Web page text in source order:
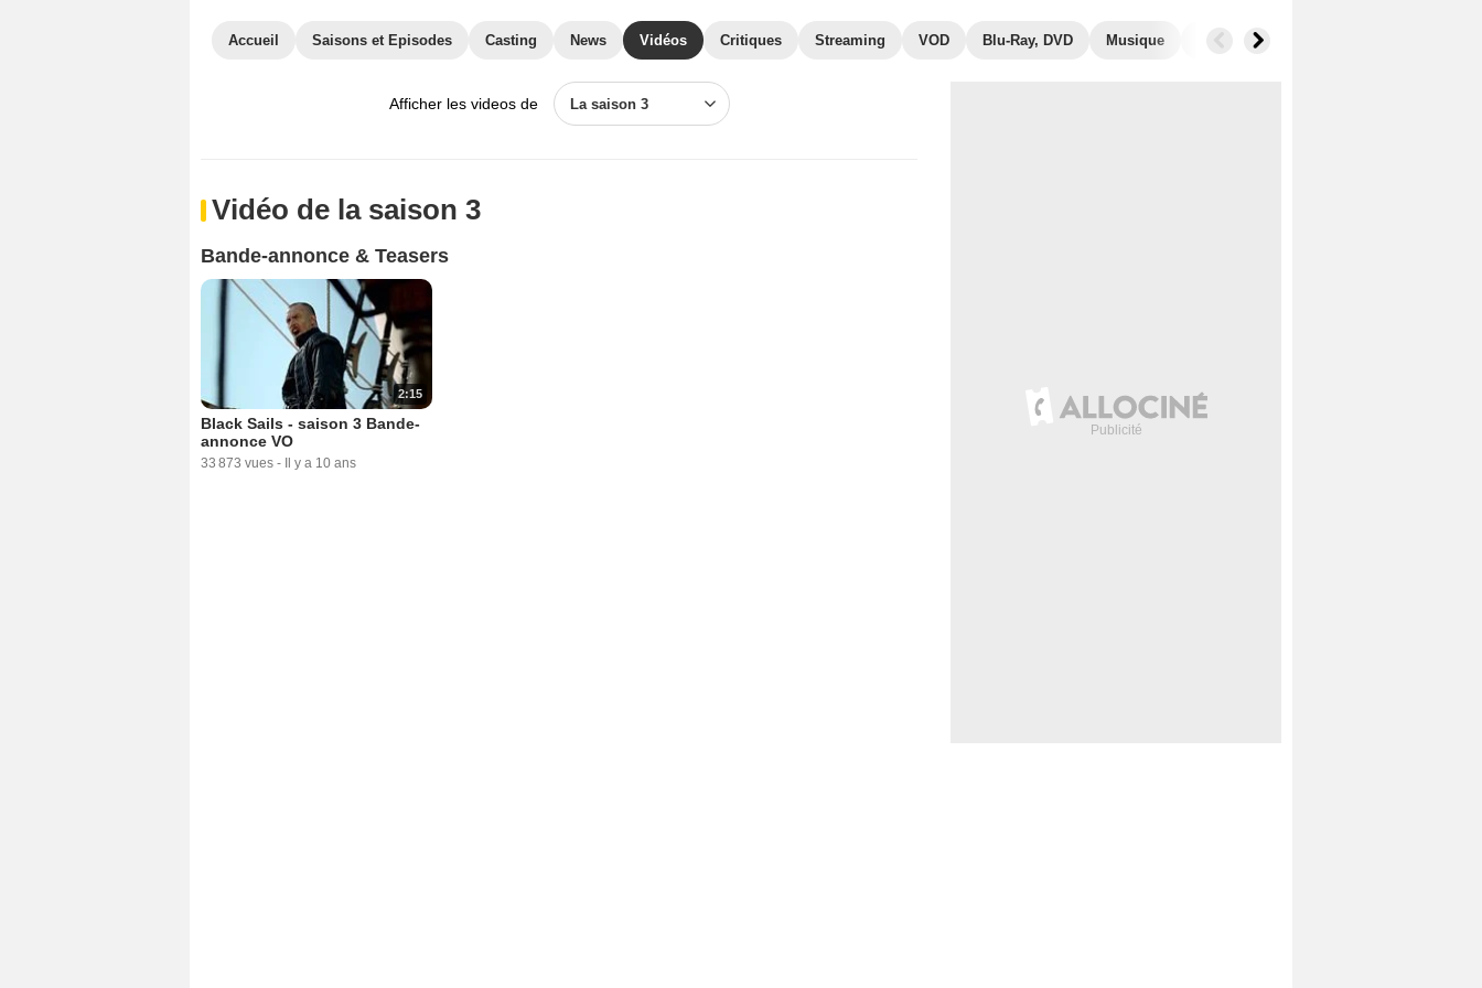
Accueil Saisons et Episodes Casting News Vidéos Critiques Streaming VOD Blu-Ray, DVD Musique
Afficher les videos de La saison 3
Vidéo de la saison 3
Bande-annonce & Teasers
2:15
Black Sails - saison 3 Bande-
annonce VO
33 873 vues - Il y a 10 ans